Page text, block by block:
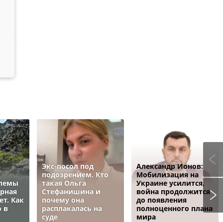
Как
в
Экс-посол под
подозрением. Кто
такая Ольга
Стефанишина и
почему она
расплакалась на
суде
Александр Ионов:
Мобилизация на
Украине усилится,
война продолжится
до появления
полноценного плана
мира